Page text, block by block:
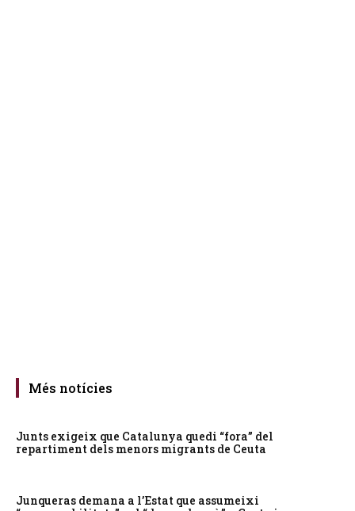
Més notícies
Junts exigeix que Catalunya quedi “fora” del
repartiment dels menors migrants de Ceuta
Junqueras demana a l’Estat que assumeixi